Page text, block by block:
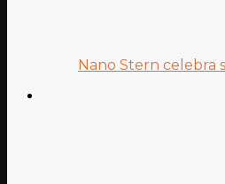
Nano Stern celebra